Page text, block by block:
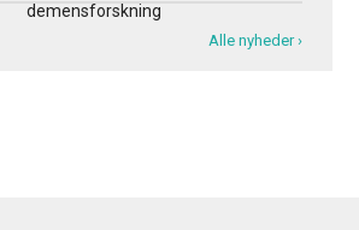
demensforskning
Alle nyheder ›